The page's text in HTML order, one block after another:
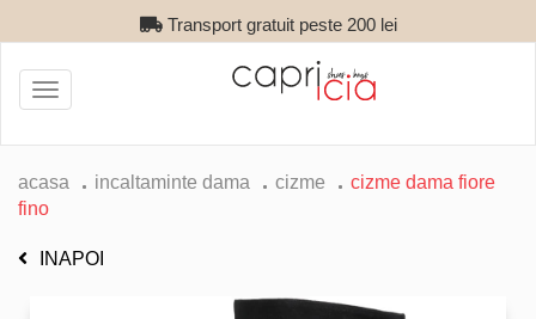
Transport gratuit peste 200 lei
Toggle
navigation
acasa incaltaminte dama cizme
cizme dama fiore
fino
INAPOI